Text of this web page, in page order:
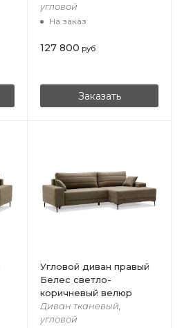
угловой
На заказ
127 800 руб
Заказать
Угловой диван правый
Белес светло-
коричневый велюр
Диван тканевый,
угловой